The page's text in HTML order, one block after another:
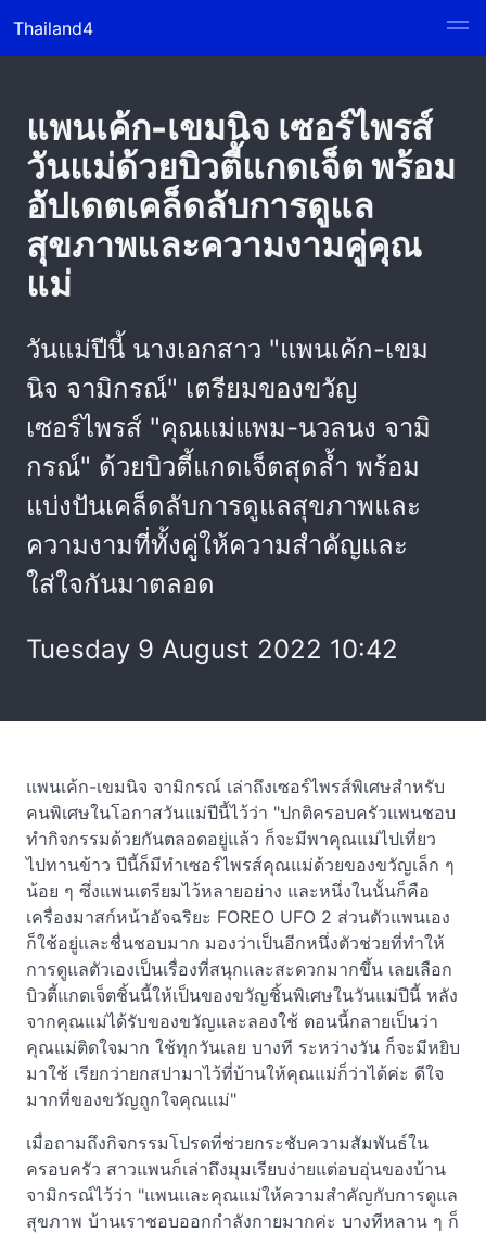
Thailand4
แพนเค้ก-เขมนิจ เซอร์ไพรส์
วันแม่ด้วยบิวตี้แกดเจ็ต พร้อม
อัปเดตเคล็ดลับการดูแล
สุขภาพและความงามคู่คุณ
แม่
วันแม่ปีนี้ นางเอกสาว "แพนเค้ก-เขม
นิจ จามิกรณ์" เตรียมของขวัญ
เซอร์ไพรส์ "คุณแม่แพม-นวลนง จามิ
กรณ์" ด้วยบิวตี้แกดเจ็ตสุดล้ำ พร้อม
แบ่งปันเคล็ดลับการดูแลสุขภาพและ
ความงามที่ทั้งคู่ให้ความสำคัญและ
ใส่ใจกันมาตลอด
Tuesday 9 August 2022 10:42
แพนเค้ก-เขมนิจ จามิกรณ์ เล่าถึงเซอร์ไพรส์พิเศษสำหรับ
คนพิเศษในโอกาสวันแม่ปีนี้ไว้ว่า "ปกติครอบครัวแพนชอบ
ทำกิจกรรมด้วยกันตลอดอยู่แล้ว ก็จะมีพาคุณแม่ไปเที่ยว
ไปทานข้าว ปีนี้ก็มีทำเซอร์ไพรส์คุณแม่ด้วยของขวัญเล็ก ๆ
น้อย ๆ ซึ่งแพนเตรียมไว้หลายอย่าง และหนึ่งในนั้นก็คือ
เครื่องมาสก์หน้าอัจฉริยะ FOREO UFO 2 ส่วนตัวแพนเอง
ก็ใช้อยู่และชื่นชอบมาก มองว่าเป็นอีกหนึ่งตัวช่วยที่ทำให้
การดูแลตัวเองเป็นเรื่องที่สนุกและสะดวกมากขึ้น เลยเลือก
บิวตี้แกดเจ็ตชิ้นนี้ให้เป็นของขวัญชิ้นพิเศษในวันแม่ปีนี้ หลัง
จากคุณแม่ได้รับของขวัญและลองใช้ ตอนนี้กลายเป็นว่า
คุณแม่ติดใจมาก ใช้ทุกวันเลย บางที ระหว่างวัน ก็จะมีหยิบ
มาใช้ เรียกว่ายกสปามาไว้ที่บ้านให้คุณแม่ก็ว่าได้ค่ะ ดีใจ
มากที่ของขวัญถูกใจคุณแม่"
เมื่อถามถึงกิจกรรมโปรดที่ช่วยกระชับความสัมพันธ์ใน
ครอบครัว สาวแพนก็เล่าถึงมุมเรียบง่ายแต่อบอุ่นของบ้าน
จามิกรณ์ไว้ว่า "แพนและคุณแม่ให้ความสำคัญกับการดูแล
สุขภาพ บ้านเราชอบออกกำลังกายมากค่ะ บางทีหลาน ๆ ก็